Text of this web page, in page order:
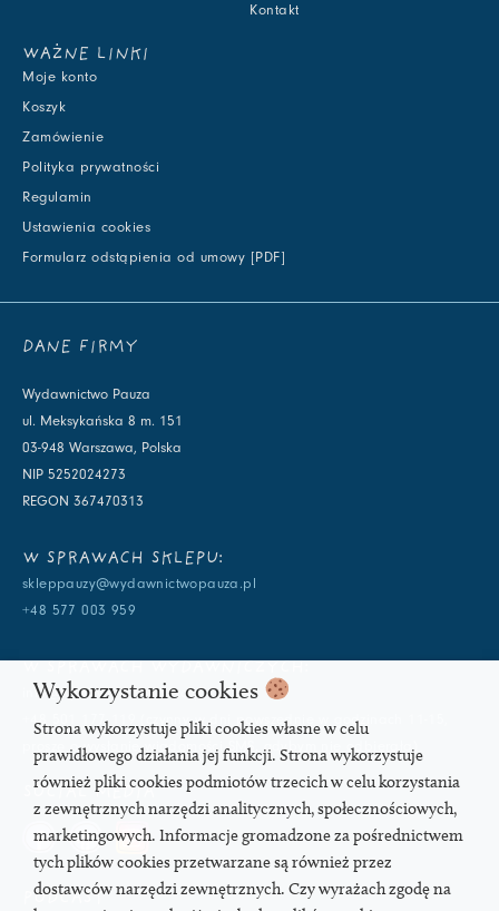
Kontakt
WAŻNE LINKI
Moje konto
Koszyk
Zamówienie
Polityka prywatności
Regulamin
Ustawienia cookies
Formularz odstąpienia od umowy [PDF]
DANE FIRMY
Wydawnictwo Pauza
ul. Meksykańska 8 m. 151
03-948 Warszawa, Polska
NIP 5252024273
REGON 367470313
W SPRAWACH SKLEPU:
skleppauzy@wydawnictwopauza.pl
+48 577 003 959
info@wydawnictwopauza.pl
+48 501 177 119 (czynny w dni powszednie w godzinach 11-15,
proszę o wysłanie wiadomości SMS, gdybym nie odbierała)
SOCIAL MEDIA
PODCAST
Wykorzystanie cookies
Strona wykorzystuje pliki cookies własne w celu
prawidłowego działania jej funkcji. Strona wykorzystuje
również pliki cookies podmiotów trzecich w celu korzystania
z zewnętrznych narzędzi analitycznych, społecznościowych,
marketingowych. Informacje gromadzone za pośrednictwem
tych plików cookies przetwarzane są również przez
dostawców narzędzi zewnętrznych. Czy wyrażach zgodę na